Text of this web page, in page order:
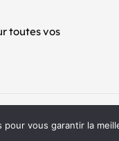
toutes vos
pour vous garantir la